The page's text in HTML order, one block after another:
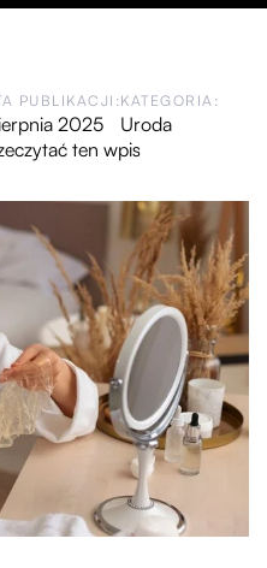
PUBLIKACJI:
2025
KATEGORIA:
Uroda
ten wpis